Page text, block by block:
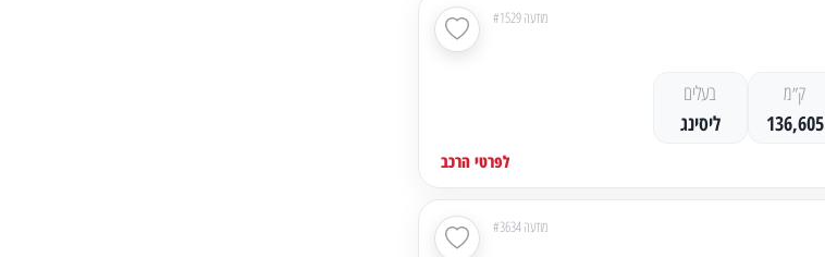
מודעה #1529
ק״מ
136,605
בעלים
ליסינג
לפרטי הרכב
מודעה #3634